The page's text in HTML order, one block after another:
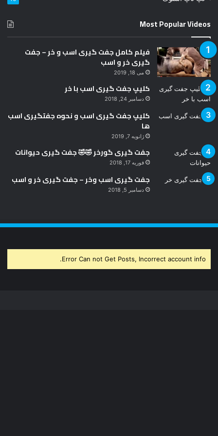
Most Popular Videos
فیلم کامل جفت گیری اسب و خر – جفت
گیری خر و اسب
می 18, 2019
کلیپ جفت گیری اسب با خر
دسامبر 24, 2018
کلیپ جفت گیری اسب و نحوه جفتگیری اسب
ها
ژانویه 7, 2019
جفت گیری گورخر 🤣🤣 جفت گیری حیوانات
فوریه 17, 2018
جفت گیری اسب وخر – جفت گیری خر و اسب
دسامبر 5, 2018
Error Can not Get Posts, Incorrect account info.